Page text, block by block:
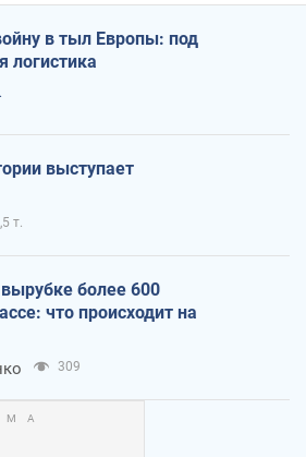
в тыл Европы: под
логистика
выступает
т.
более 600
что происходит на
309